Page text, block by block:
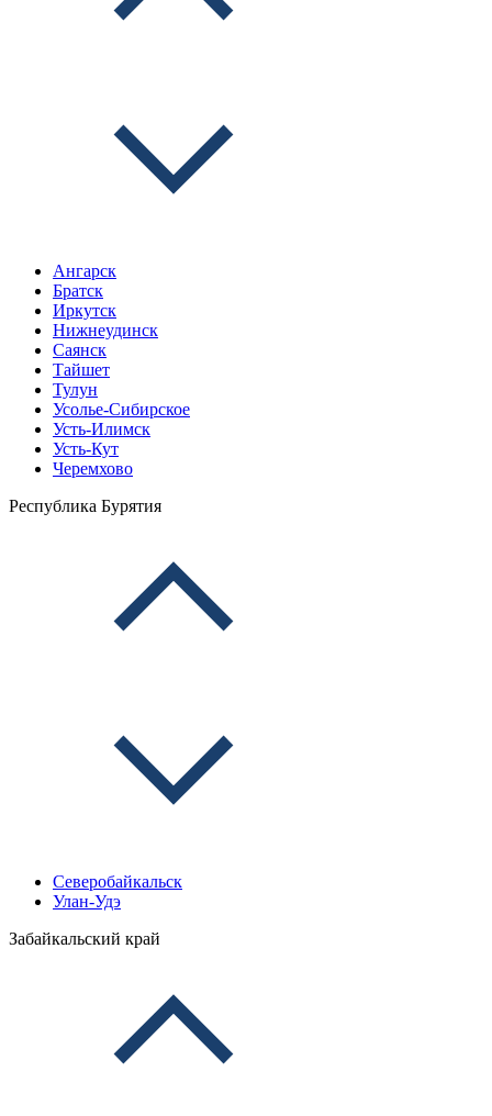
Ангарск
Братск
Иркутск
Нижнеудинск
Саянск
Тайшет
Тулун
Усолье-Сибирское
Усть-Илимск
Усть-Кут
Черемхово
Республика Бурятия
Северобайкальск
Улан-Удэ
Забайкальский край